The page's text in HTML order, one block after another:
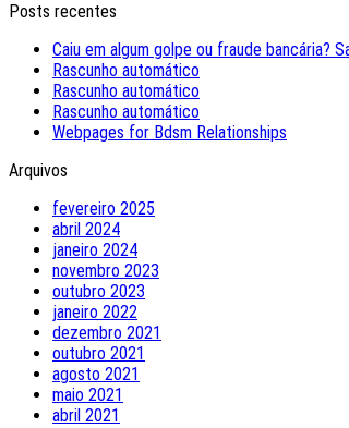
Posts recentes
Caiu em algum golpe ou fraude bancária?
Rascunho automático
Rascunho automático
Rascunho automático
Webpages for Bdsm Relationships
Arquivos
fevereiro 2025
abril 2024
janeiro 2024
novembro 2023
outubro 2023
janeiro 2022
dezembro 2021
outubro 2021
agosto 2021
maio 2021
abril 2021